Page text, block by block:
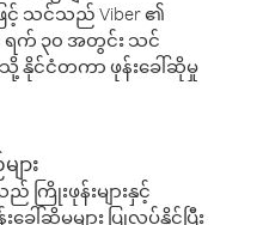
င့် သင်သည် Viber ၏
ရက် ၃၀ အတွင်း သင်
နိုင်ငံတကာ ဖုန်းခေါ်ဆိုမှု
ား
ြိုးဖုန်းများနှင့်
ေါ်ဆိုမှုများ ပြုလုပ်နိုင်ပြီး